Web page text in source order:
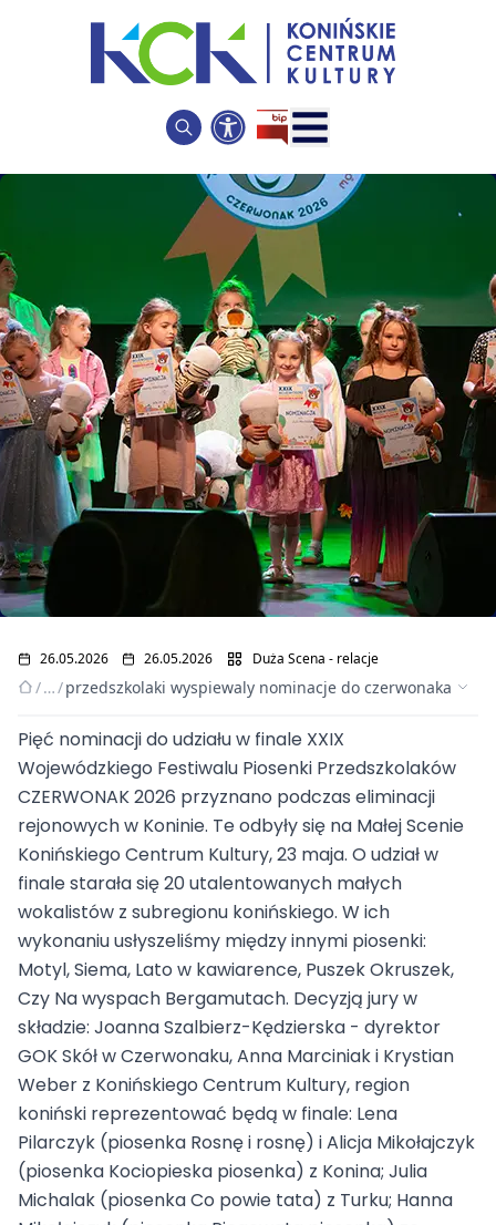
Przedszkolaki
wyśpiewały nominacje
do Czerwonaka
26.05.2026 26.05.2026 Duża Scena - relacje
/…/przedszkolaki wyspiewaly nominacje do czerwonaka
Pięć nominacji do udziału w finale XXIX
Wojewódzkiego Festiwalu Piosenki Przedszkolaków
CZERWONAK 2026 przyznano podczas eliminacji
rejonowych w Koninie. Te odbyły się na Małej Scenie
Konińskiego Centrum Kultury, 23 maja. O udział w
finale starała się 20 utalentowanych małych
wokalistów z subregionu konińskiego. W ich
wykonaniu usłyszeliśmy między innymi piosenki:
Motyl, Siema, Lato w kawiarence, Puszek Okruszek,
Czy Na wyspach Bergamutach. Decyzją jury w
składzie: Joanna Szalbierz-Kędzierska - dyrektor
GOK Skół w Czerwonaku, Anna Marciniak i Krystian
Weber z Konińskiego Centrum Kultury, region
koniński reprezentować będą w finale: Lena
Pilarczyk (piosenka Rosnę i rosnę) i Alicja Mikołajczyk
(piosenka Kociopieska piosenka) z Konina; Julia
Michalak (piosenka Co powie tata) z Turku; Hanna